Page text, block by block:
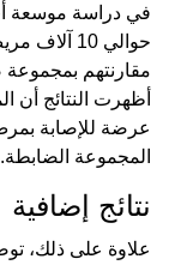
في دراسة موسعة
حوالي 10
المجموعة الضابطة.
نتائج إضافية
علاوة على ذلك،